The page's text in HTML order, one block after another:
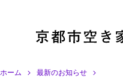
ホーム
最新のお知らせ